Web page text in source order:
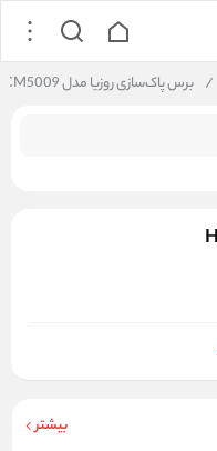
/ برس پاک‌سازی روزیا مدل HCM5009
بیشتر